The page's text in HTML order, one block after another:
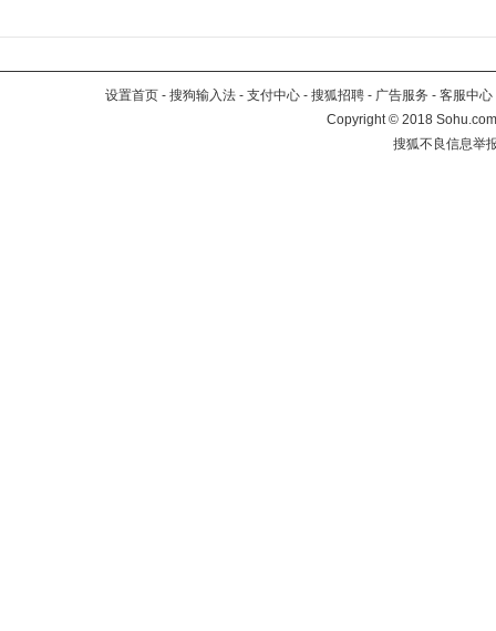
设置首页 - 搜狗输入法 - 支付中心 - 搜狐招聘 - 广告服务 - 客服中心
Copyright©2018
搜狐不良信息举